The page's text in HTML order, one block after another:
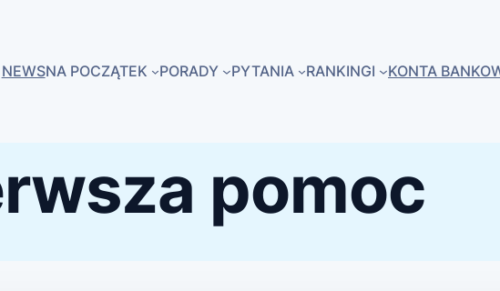
NEWSNA POCZĄTEK PORADY PYTANIA RANKINGI KONTA
pomoc